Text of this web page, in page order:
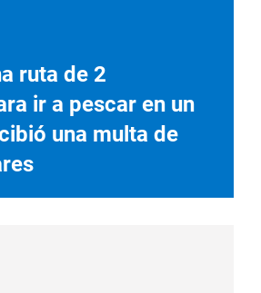
ruta de 2
ir a pescar en un
una multa de